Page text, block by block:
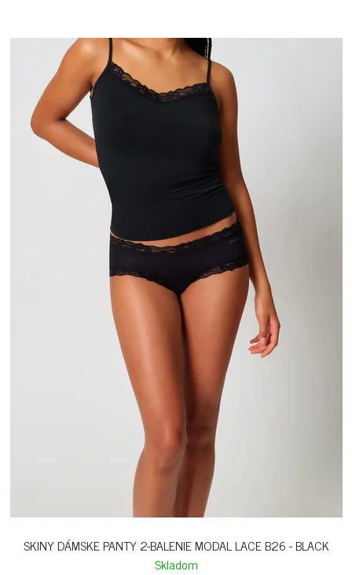
SKINY DÁMSKE PANTY 2-BALENIE MODAL LACE B26 - BLACK
Skladom